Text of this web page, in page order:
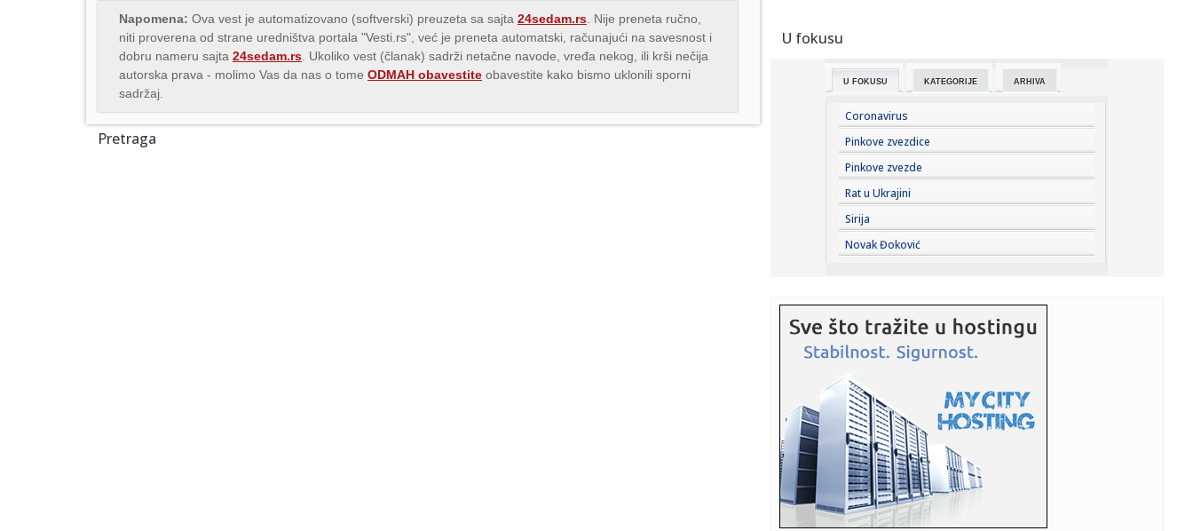
Napomena: Ova vest je automatizovano (softverski) preuzeta sa sajta 24sedam.rs . Nije preneta ručno,
niti proverena od strane uredništva portala "Vesti.rs", već je preneta automatski, računajući na savesnost i
dobru nameru sajta 24sedam.rs . Ukoliko vest (članak) sadrži netačne navode, vređa nekog, ili krši nečija
autorska prava - molimo Vas da nas o tome ODMAH obavestite obavestite kako bismo uklonili sporni
sadržaj.
Pretraga
18:48:
18:48:
Ekspres lonac je pravi saveznik u kuhinji: Evo kako ga
18:48:Ko su najbogatije estradne zvijezde u Srbiji: Godinama
zarađuju ...
18:48:Bečki robot srpskog naučnika donosi revoluciju: Metalne
dijelov...
18:48:Poljoprivrednicima potrebne milijarde evra pomoći
18:48: Crvena, žuta, zelena ili plava: Šta znače lampice na
instrumen...
18:46:
pl...
18:46:NJUELS SE OPROSTIO OD MESIJEVOG OCA: Emotivna
poruka iz Rosarija ...
18:45:Sudar vozova u Hrvatskoj, nikom od povređenih nije
ugrožen živ...
18:43:Vučić se obraća u Belegišu
U fokusu
U FOKUSU KATEGORIJE ARHIVA
Coronavirus
Pinkove zvezdice
Pinkove zvezde
Rat u Ukrajini
Sirija
Novak Đoković